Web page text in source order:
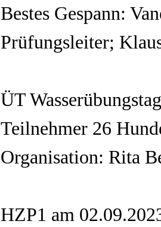
Bestes Gespann:
Prüfungsleiter;
ÜT
Teilnehmer 26
Organisation: Rita
HZP1 am